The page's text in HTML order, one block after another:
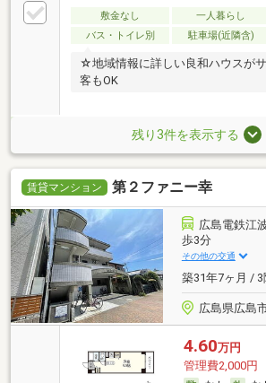
敷金なし 一人暮らし
バス・トイレ別
駐車場(近隣含)
☆地域情報に詳しい良和ハウスが
客もOK
残り3件を表示する
賃貸マンション 第２ファニー幸
広島電鉄江
歩3分
その他の交通
築31年7ヶ月 / 3
広島県広島
4.60万円
管理費2,000円